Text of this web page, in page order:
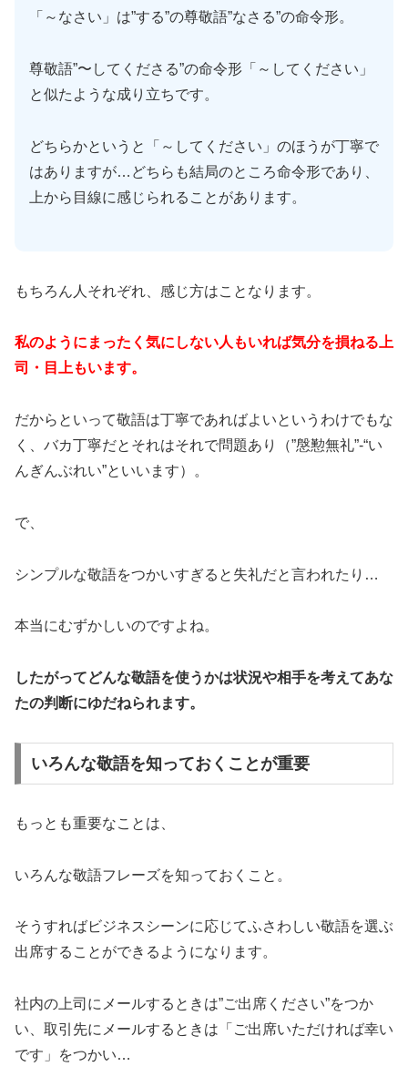
「～なさい」は”する”の尊敬語”なさる”の命令形。
尊敬語”〜してくださる”の命令形「～してください」
と似たような成り立ちです。
どちらかというと「～してください」のほうが丁寧で
はありますが…どちらも結局のところ命令形であり、
上から目線に感じられることがあります。
もちろん人それぞれ、感じ方はことなります。
私のようにまったく気にしない人もいれば気分を損ねる上
司・目上もいます。
だからといって敬語は丁寧であればよいというわけでもな
く、バカ丁寧だとそれはそれで問題あり（”慇懃無礼”-“い
んぎんぶれい”といいます）。
で、
シンプルな敬語をつかいすぎると失礼だと言われたり…
本当にむずかしいのですよね。
したがってどんな敬語を使うかは状況や相手を考えてあな
たの判断にゆだねられます。
いろんな敬語を知っておくことが重要
もっとも重要なことは、
いろんな敬語フレーズを知っておくこと。
そうすればビジネスシーンに応じてふさわしい敬語を選ぶ
出席することができるようになります。
社内の上司にメールするときは”ご出席ください”をつか
い、取引先にメールするときは「ご出席いただければ幸い
です」をつかい…